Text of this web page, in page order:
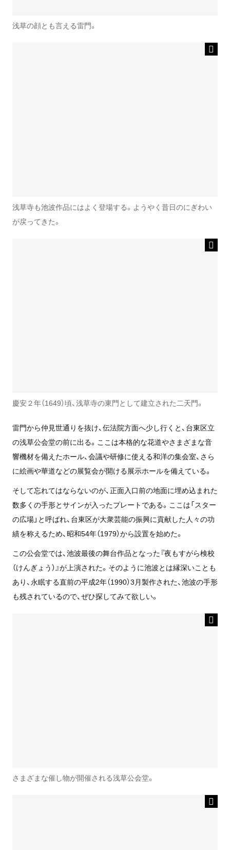
浅草の顔とも言える雷門。
浅草寺も池波作品にはよく登場する。ようやく昔日のにぎわい
が戻ってきた。
慶安２年（1649）頃、浅草寺の東門として建立された二天門。
雷門から仲見世通りを抜け、伝法院方面へ少し行くと、台東区立
の浅草公会堂の前に出る。ここは本格的な花道やさまざまな音
響機材を備えたホール、会議や研修に使える和洋の集会室、さら
に絵画や華道などの展覧会が開ける展示ホールを備えている。
そして忘れてはならないのが、正面入口前の地面に埋め込まれた
数多くの手形とサインが入ったプレートである。ここは「スター
の広場」と呼ばれ、台東区が大衆芸能の振興に貢献した人々の功
績を称えるため、昭和54年（1979）から設置を始めた。
この公会堂では、池波最後の舞台作品となった『夜もすがら検校
（けんぎょう）』が上演された。そのように池波とは縁深いことも
あり、永眠する直前の平成2年（1990）3月製作された、池波の手形
も残されているので、ぜひ探してみて欲しい。
さまざまな催し物が開催される浅草公会堂。